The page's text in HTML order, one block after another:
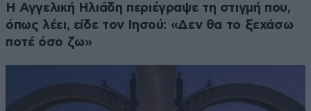
Η Αγγελική Ηλιάδη περιέγραψε τη στιγμή που,
όπως λέει, είδε τον Ιησού: «Δεν θα το ξεχάσω
ποτέ όσο ζω»